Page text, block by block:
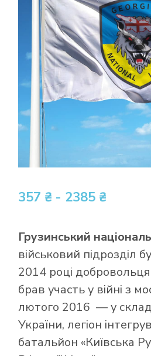
357 ₴ - 2385 ₴
Грузинський
військовий підрозділ
2014 році
брав участь у війні з
лютого 2016 — у
України, легіон
батальйон «Київська